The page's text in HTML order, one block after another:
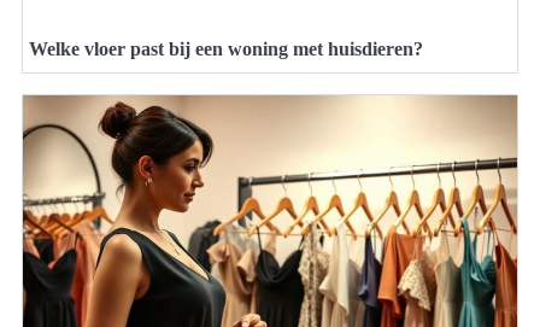
Welke vloer past bij een woning met huisdieren?